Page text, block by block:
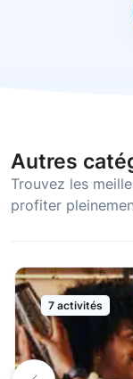
Autres
Trouvez les
profiter
7 activités